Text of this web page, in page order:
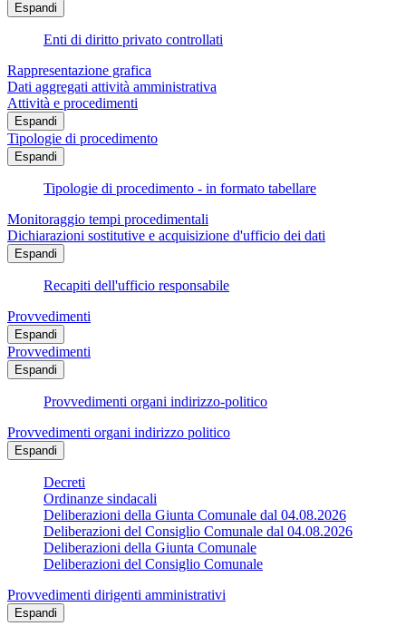
Espandi
Enti di diritto privato controllati
Rappresentazione grafica
Dati aggregati attività amministrativa
Attività e procedimenti
Espandi
Tipologie di procedimento
Espandi
Tipologie di procedimento - in formato tabellare
Monitoraggio tempi procedimentali
Dichiarazioni sostitutive e acquisizione d'ufficio dei dati
Espandi
Recapiti dell'ufficio responsabile
Provvedimenti
Espandi
Provvedimenti
Espandi
Provvedimenti organi indirizzo-politico
Provvedimenti organi indirizzo politico
Espandi
Decreti
Ordinanze sindacali
Deliberazioni della Giunta Comunale dal 04.08.2026
Deliberazioni del Consiglio Comunale dal 04.08.2026
Deliberazioni della Giunta Comunale
Deliberazioni del Consiglio Comunale
Provvedimenti dirigenti amministrativi
Espandi